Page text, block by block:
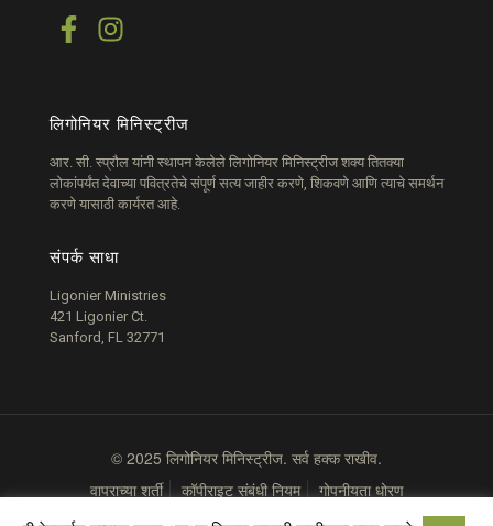
लिगोनियर मिनिस्ट्रीज
आर. सी. स्प्रौल यांनी स्थापन केलेले लिगोनियर मिनिस्ट्रीज शक्य तितक्या
लोकांपर्यंत देवाच्या पवित्रतेचे संपूर्ण सत्य जाहीर करणे, शिकवणे आणि त्याचे समर्थन
करणे यासाठी कार्यरत आहे.
संपर्क साधा
Ligonier Ministries
421 Ligonier Ct.
Sanford, FL 32771
© 2025 लिगोनियर मिनिस्ट्रीज. सर्व हक्क राखीव.
वापराच्या शर्ती
कॉपीराइट संबंधी नियम गोपनीयता धोरण